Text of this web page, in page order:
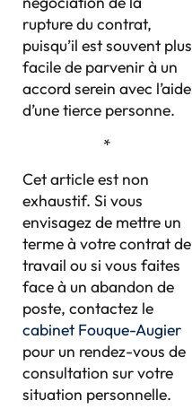
rupture du contrat,
puisqu’il est souvent plus
facile de parvenir à un
accord serein avec l’aide
d’une tierce personne.
*
Cet article est non
exhaustif. Si vous
envisagez de mettre un
terme à votre contrat de
travail ou si vous faites
face à un abandon de
poste, contactez le
cabinet Fouque-Augier
pour un rendez-vous de
consultation sur votre
situation personnelle.